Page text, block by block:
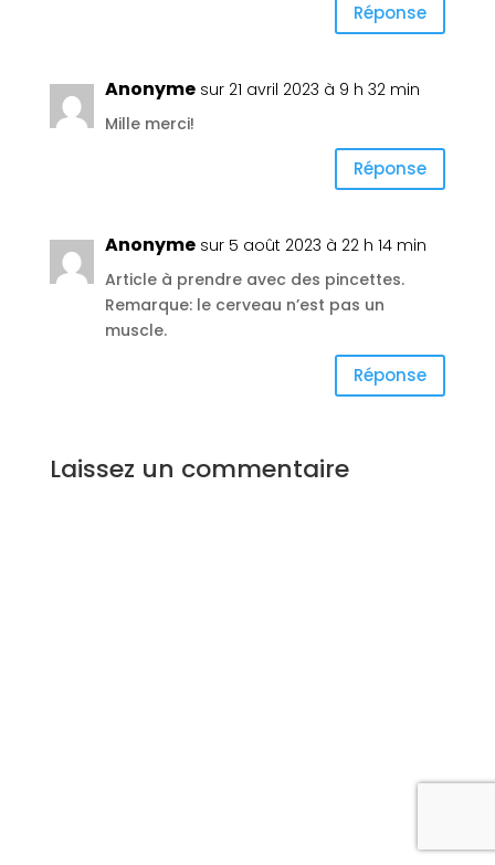
Réponse
Anonyme sur 21 avril 2023 à 9 h 32 min
Mille merci!
Réponse
Anonyme sur 5 août 2023 à 22 h 14 min
Article à prendre avec des pincettes.
Remarque: le cerveau n’est pas un
muscle.
Réponse
Laissez un commentaire